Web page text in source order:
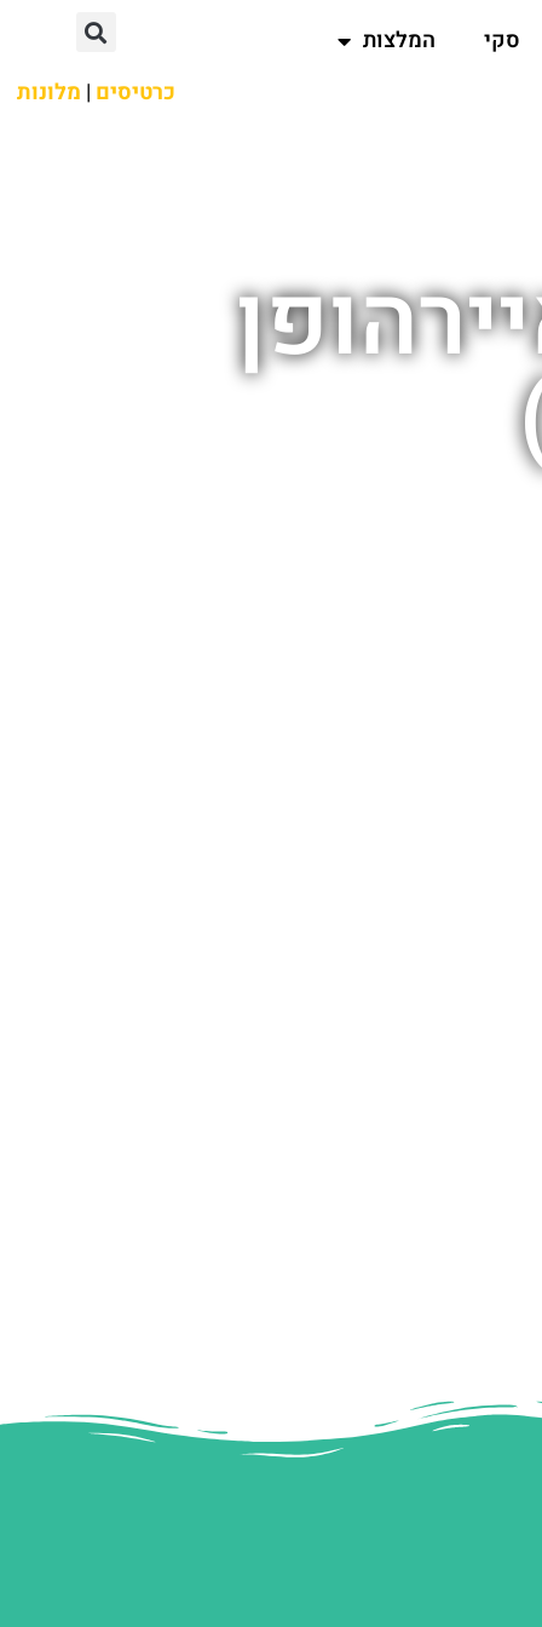
סקי
המלצות
כרטיסים | מלונות